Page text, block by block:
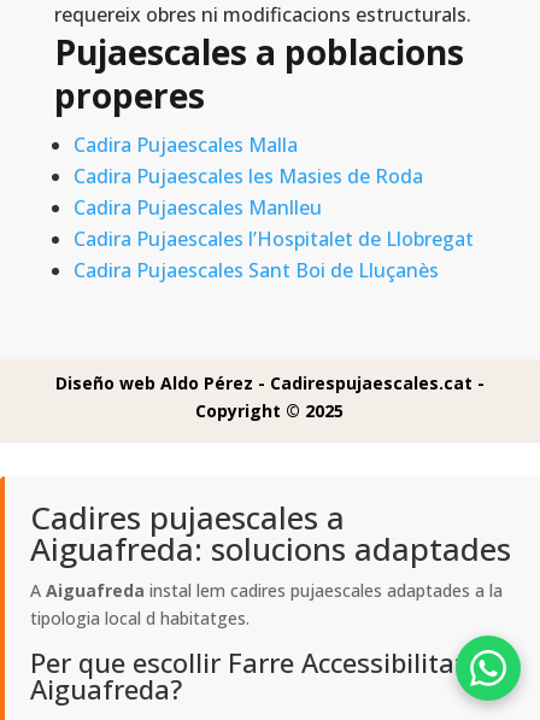
requereix obres ni modificacions estructurals.
Pujaescales a poblacions
properes
Cadira Pujaescales Malla
Cadira Pujaescales les Masies de Roda
Cadira Pujaescales Manlleu
Cadira Pujaescales l’Hospitalet de Llobregat
Cadira Pujaescales Sant Boi de Lluçanès
Diseño web Aldo Pérez - Cadirespujaescales.cat -
Copyright © 2025
Cadires pujaescales a
Aiguafreda: solucions adaptades
A Aiguafreda instal lem cadires pujaescales adaptades a la
tipologia local d habitatges.
Per que escollir Farre Accessibilitat a
Aiguafreda?